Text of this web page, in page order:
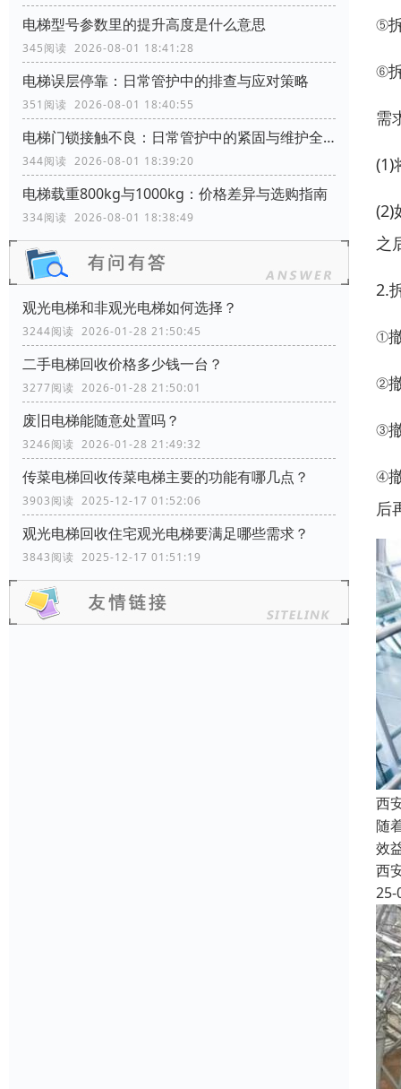
电梯型号参数里的提升高度是什么意思
345阅读 2026-08-01 18:41:28
电梯误层停靠：日常管护中的排查与应对策略
351阅读 2026-08-01 18:40:55
电梯门锁接触不良：日常管护中的紧固与维护全攻略
344阅读 2026-08-01 18:39:20
电梯载重800kg与1000kg：价格差异与选购指南
334阅读 2026-08-01 18:38:49
观光电梯和非观光电梯如何选择？
3244阅读 2026-01-28 21:50:45
二手电梯回收价格多少钱一台？
3277阅读 2026-01-28 21:50:01
废旧电梯能随意处置吗？
3246阅读 2026-01-28 21:49:32
传菜电梯回收传菜电梯主要的功能有哪几点？
3903阅读 2025-12-17 01:52:06
观光电梯回收住宅观光电梯要满足哪些需求？
3843阅读 2025-12-17 01:51:19
⑤
⑥
需
(1)
(2)
之
2.
①
②
③
④
后
西
随
效
西
25-